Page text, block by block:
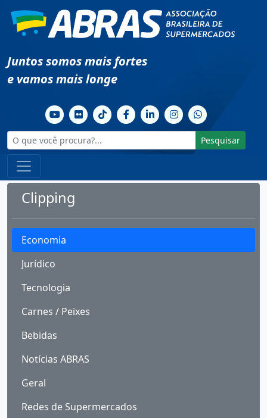
Juntos somos mais fortes
e vamos mais longe
Pesquisar
Clipping
Economia
Jurídico
Tecnologia
Carnes / Peixes
Bebidas
Notícias ABRAS
Geral
Redes de Supermercados